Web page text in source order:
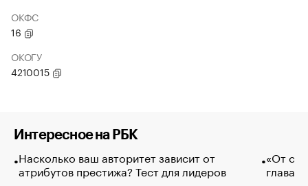
ОКФС
16
ОКОГУ
4210015
Интересное на РБК
Насколько ваш авторитет зависит от
атрибутов престижа? Тест для лидеров
«От
глава